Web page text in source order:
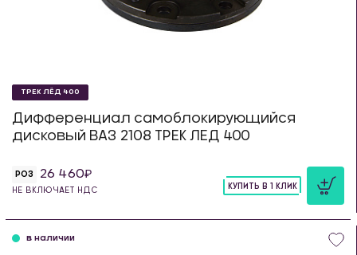
ТРЕК ЛЁД 400
Дифференциал самоблокирующийся
дисковый ВАЗ 2108 ТРЕК ЛЕД 400
РОЗ 26 460
НЕ ВКЛЮЧАЕТ НДС
КУПИТЬ В 1 КЛИК
в наличии